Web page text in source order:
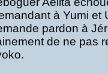
à Yumi et
pardon à
de ne pas